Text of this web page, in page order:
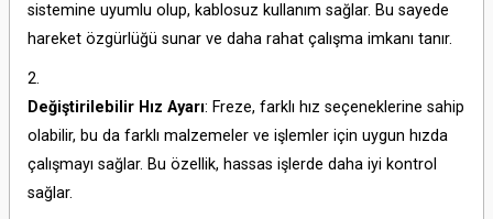
sistemine uyumlu olup, kablosuz kullanım sağlar. Bu sayede
hareket özgürlüğü sunar ve daha rahat çalışma imkanı tanır.
Değiştirilebilir Hız Ayarı: Freze, farklı hız seçeneklerine sahip
olabilir, bu da farklı malzemeler ve işlemler için uygun hızda
çalışmayı sağlar. Bu özellik, hassas işlerde daha iyi kontrol
sağlar.